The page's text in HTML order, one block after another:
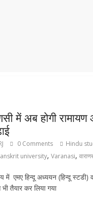
में अब होगी
0 Comments Hindu
university, Varanasi,
में एमए हिन्दू अध्ययन (हिन्दू स्टडी)
तैयार कर लिया गया